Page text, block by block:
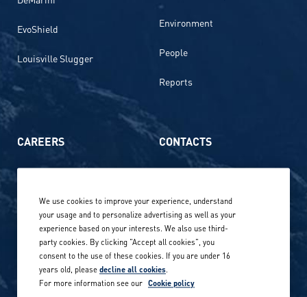
EvoShield
Louisville Slugger
Environment
People
Reports
CAREERS
Our locations globally
Career stories
Careers in sports
CONTACTS
Privacy Policy
Site terms
We use cookies to improve your experience, understand
your usage and to personalize advertising as well as your
experience based on your interests. We also use third-
party cookies. By clicking "Accept all cookies", you
consent to the use of these cookies. If you are under 16
years old, pleasedecline all cookies.
For more information see our Cookie policy